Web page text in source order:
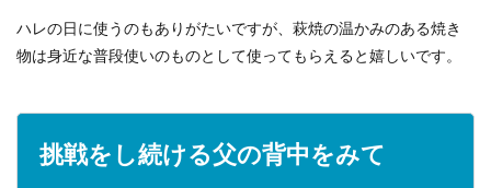
ハレの日に使うのもありがたいですが、萩焼の温かみのある焼き
物は身近な普段使いのものとして使ってもらえると嬉しいです。
挑戦をし続ける父の背中をみて